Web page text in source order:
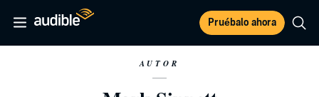
Pruébalo ahora
AUTOR